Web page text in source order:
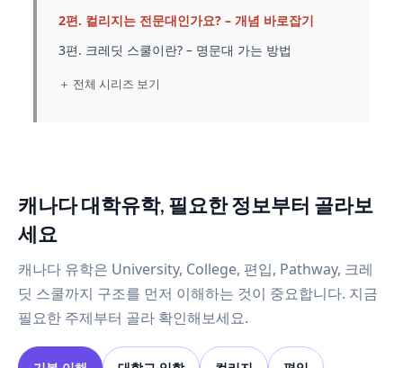
2편. 컬리지는 전문대인가요? – 개념 바로잡기
3편. 크레딧 스쿨이란? – 명문대 가는 방법
＋ 전체 시리즈 보기
캐나다 대학유학, 필요한 정보부터 골라보
세요
캐나다 유학은 University, College, 편입, Pathway, 크레
딧 스쿨까지 구조를 먼저 이해하는 것이 중요합니다. 지금
필요한 주제부터 골라 확인해보세요.